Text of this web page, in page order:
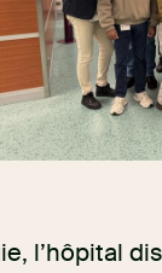
l’hôpital